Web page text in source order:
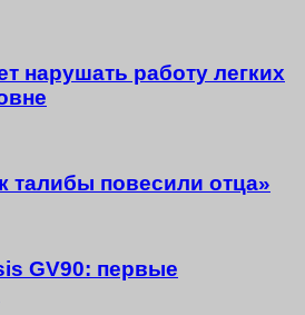
нарушать работу легких
талибы повесили отца»
GV90: первые